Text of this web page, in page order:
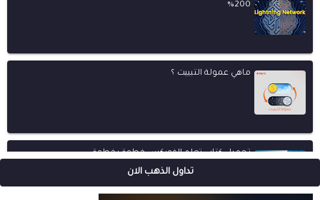
200%
ماهي عمولة التبييت ؟
تحميل كتاب تعلم الفوركس خطوة بخطوة
تداول الذهب الان